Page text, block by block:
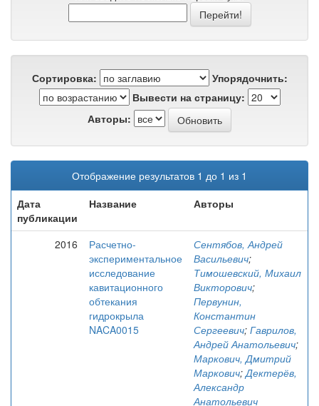
Сортировка:
Упорядочнить:
Вывести на страницу:
Авторы:
Отображение результатов 1 до 1 из 1
Дата
публикации
Название Авторы
2016
Расчетно-
экспериментальное
исследование
кавитационного
обтекания
гидрокрыла
NACA0015
Сентябов, Андрей
Васильевич;
Тимошевский, Михаил
Викторович;
Первунин,
Константин
Сергеевич; Гаврилов,
Андрей Анатольевич;
Маркович, Дмитрий
Маркович;Дектерёв,
Александр
Анатольевич